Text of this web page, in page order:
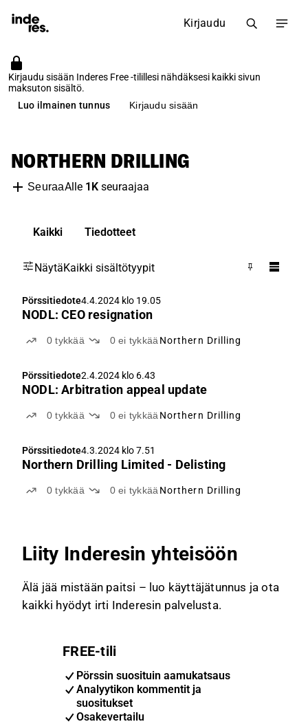
Kirjaudu
Kirjaudu sisään Inderes Free -tilillesi nähdäksesi kaikki sivun
maksuton sisältö.
Luo ilmainen tunnus
Kirjaudu sisään
NORTHERN DRILLING
SeuraaAlle 1Kseuraajaa
Kaikki Tiedotteet
NäytäKaikki sisältötyypit
Pörssitiedote4.4.2024 klo 19.05
NODL: CEO resignation
0tykkää 0ei tykkää Northern Drilling
Pörssitiedote2.4.2024 klo 6.43
NODL: Arbitration appeal update
0tykkää 0ei tykkää Northern Drilling
Pörssitiedote4.3.2024 klo 7.51
Northern Drilling Limited - Delisting
0tykkää 0ei tykkää Northern Drilling
Liity Inderesin yhteisöön
Älä jää mistään paitsi – luo käyttäjätunnus ja ota
kaikki hyödyt irti Inderesin palvelusta.
FREE-tili
Pörssin suosituin aamukatsaus
Analyytikon kommentit ja
suositukset
Osakevertailu